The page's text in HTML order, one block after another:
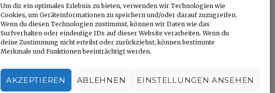
Um dir ein optimales Erlebnis zu bieten, verwenden wir Technologien wie
Cookies, um Geräteinformationen zu speichern und/oder darauf zuzugreifen.
Wenn du diesen Technologien zustimmst, können wir Daten wie das
Surfverhalten oder eindeutige IDs auf dieser Website verarbeiten. Wenn du
deine Zustimmung nicht erteilst oder zurückziehst, können bestimmte
Merkmale und Funktionen beeinträchtigt werden.
AKZEPTIEREN ABLEHNEN EINSTELLUNGEN ANSEHEN